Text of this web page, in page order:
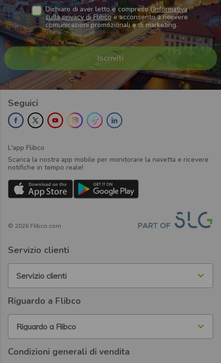
Dichiaro di aver letto e compreso l’Informativa
sulla privacy di Flibcoe acconsento a ricevere
comunicazioni promozionali e di marketing.
Seguici
L'app Flibco
Scarica la nostra app mobile per monitorare la navetta e ricevere
notifiche in tempo reale!
© 2026 Flibco.com
Servizio clienti
Servizio clienti
Riguardo a Flibco
Riguardo a Flibco
Condizioni generali di vendita